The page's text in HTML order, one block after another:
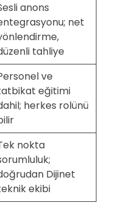
anons
net
tahliye
ve
eğitimi
herkes rolünü
nokta
Dijinet
ekibi